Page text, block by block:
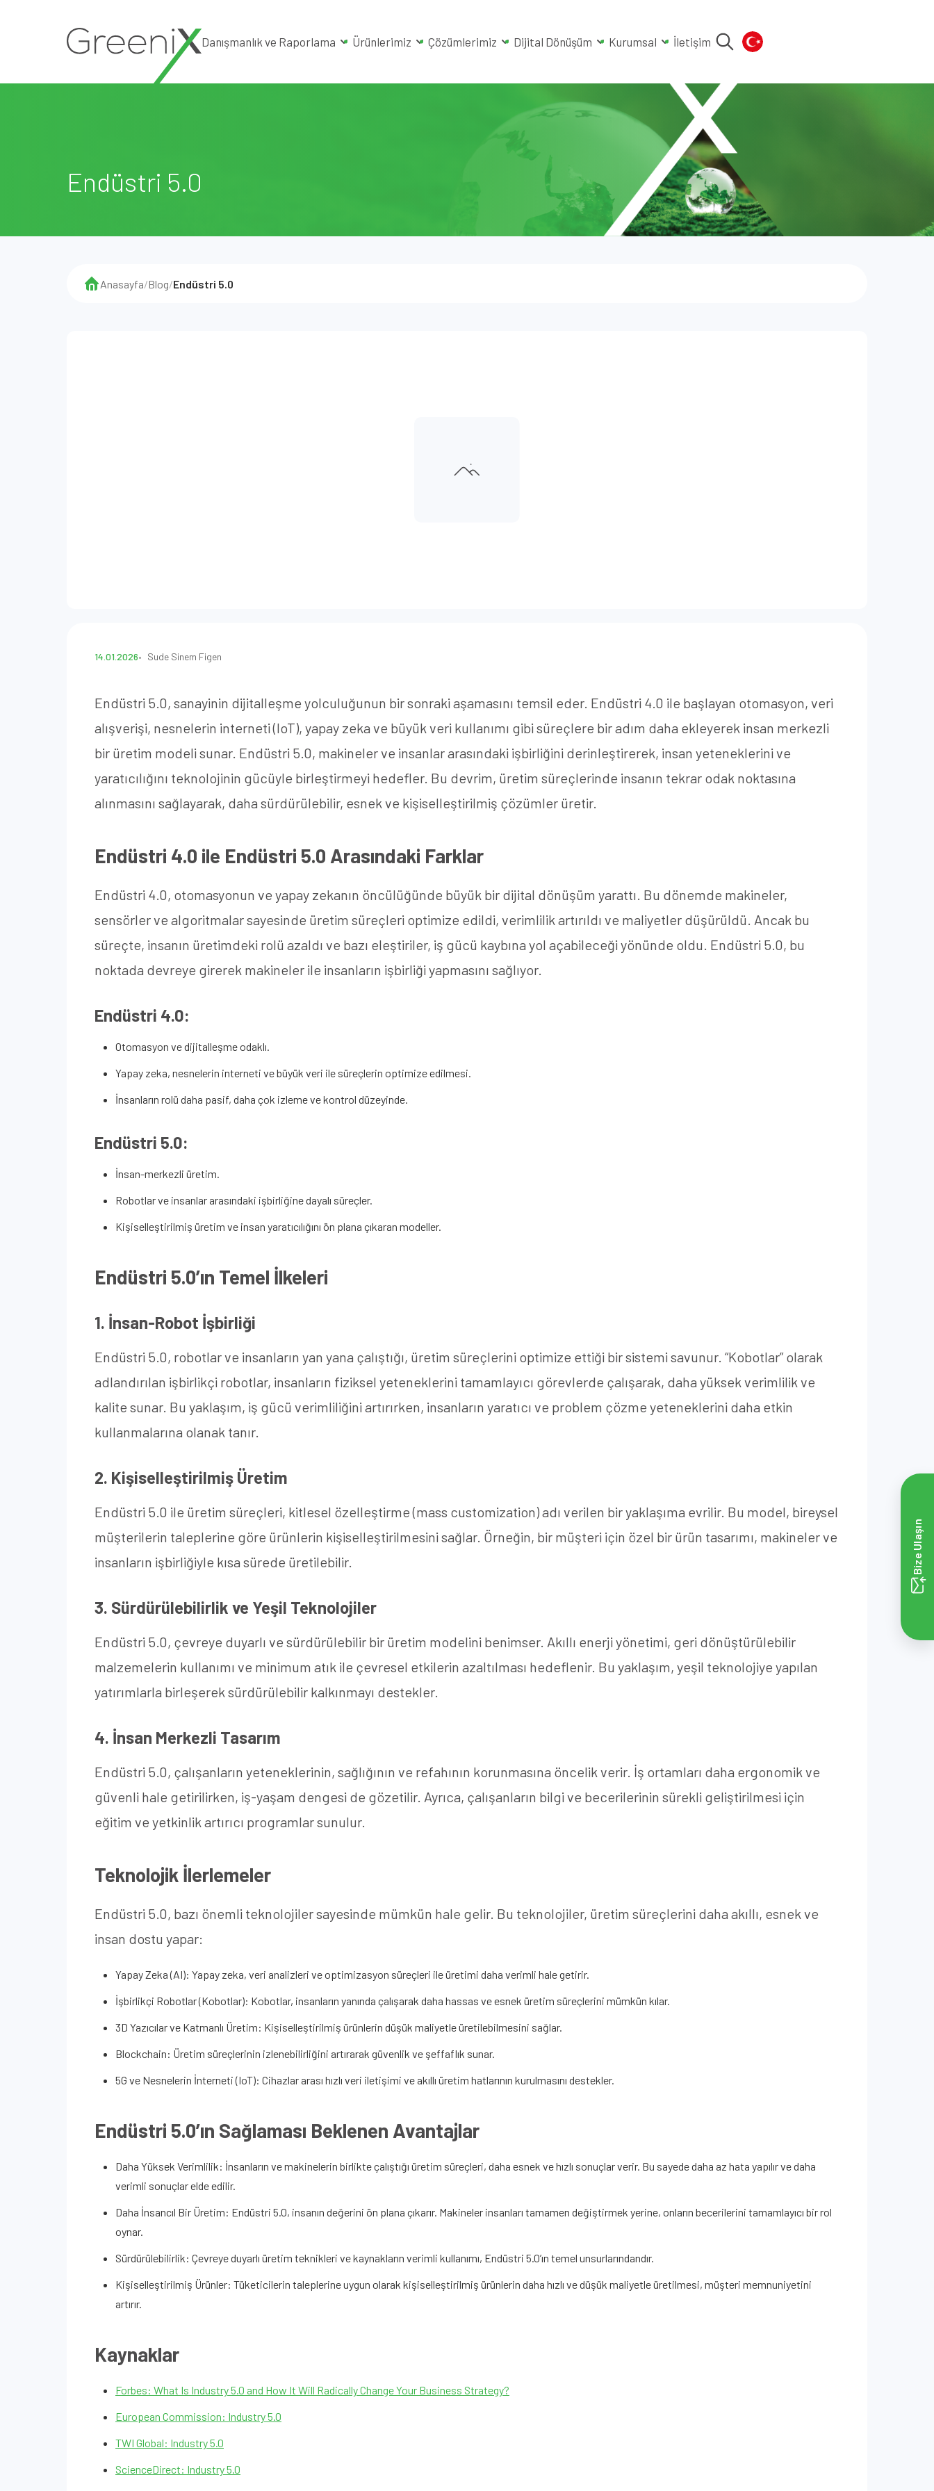
Bize Ulaşın
Danışmanlık ve Raporlama Ürünlerimiz Çözümlerimiz Dijital Dönüşüm Kurumsal İletişim
Endüstri 5.0
Anasayfa/Blog/Endüstri 5.0
14.01.2026 Sude Sinem Figen
Endüstri 5.0, sanayinin dijitalleşme yolculuğunun bir sonraki aşamasını temsil eder. Endüstri 4.0 ile başlayan otomasyon, veri
alışverişi, nesnelerin interneti (IoT), yapay zeka ve büyük veri kullanımı gibi süreçlere bir adım daha ekleyerek insan merkezli
bir üretim modeli sunar. Endüstri 5.0, makineler ve insanlar arasındaki işbirliğini derinleştirerek, insan yeteneklerini ve
yaratıcılığını teknolojinin gücüyle birleştirmeyi hedefler. Bu devrim, üretim süreçlerinde insanın tekrar odak noktasına
alınmasını sağlayarak, daha sürdürülebilir, esnek ve kişiselleştirilmiş çözümler üretir.
Endüstri 4.0 ile Endüstri 5.0 Arasındaki Farklar
Endüstri 4.0, otomasyonun ve yapay zekanın öncülüğünde büyük bir dijital dönüşüm yarattı. Bu dönemde makineler,
sensörler ve algoritmalar sayesinde üretim süreçleri optimize edildi, verimlilik artırıldı ve maliyetler düşürüldü. Ancak bu
süreçte, insanın üretimdeki rolü azaldı ve bazı eleştiriler, iş gücü kaybına yol açabileceği yönünde oldu. Endüstri 5.0, bu
noktada devreye girerek makineler ile insanların işbirliği yapmasını sağlıyor.
Endüstri 4.0:
Otomasyon ve dijitalleşme odaklı.
Yapay zeka, nesnelerin interneti ve büyük veri ile süreçlerin optimize edilmesi.
İnsanların rolü daha pasif, daha çok izleme ve kontrol düzeyinde.
Endüstri 5.0:
İnsan-merkezli üretim.
Robotlar ve insanlar arasındaki işbirliğine dayalı süreçler.
Kişiselleştirilmiş üretim ve insan yaratıcılığını ön plana çıkaran modeller.
Endüstri 5.0’ın Temel İlkeleri
1. İnsan-Robot İşbirliği
Endüstri 5.0, robotlar ve insanların yan yana çalıştığı, üretim süreçlerini optimize ettiği bir sistemi savunur. “Kobotlar” olarak
adlandırılan işbirlikçi robotlar, insanların fiziksel yeteneklerini tamamlayıcı görevlerde çalışarak, daha yüksek verimlilik ve
kalite sunar. Bu yaklaşım, iş gücü verimliliğini artırırken, insanların yaratıcı ve problem çözme yeteneklerini daha etkin
kullanmalarına olanak tanır.
2. Kişiselleştirilmiş Üretim
Endüstri 5.0 ile üretim süreçleri, kitlesel özelleştirme (mass customization) adı verilen bir yaklaşıma evrilir. Bu model, bireysel
müşterilerin taleplerine göre ürünlerin kişiselleştirilmesini sağlar. Örneğin, bir müşteri için özel bir ürün tasarımı, makineler ve
insanların işbirliğiyle kısa sürede üretilebilir.
3. Sürdürülebilirlik ve Yeşil Teknolojiler
Endüstri 5.0, çevreye duyarlı ve sürdürülebilir bir üretim modelini benimser. Akıllı enerji yönetimi, geri dönüştürülebilir
malzemelerin kullanımı ve minimum atık ile çevresel etkilerin azaltılması hedeflenir. Bu yaklaşım, yeşil teknolojiye yapılan
yatırımlarla birleşerek sürdürülebilir kalkınmayı destekler.
4. İnsan Merkezli Tasarım
Endüstri 5.0, çalışanların yeteneklerinin, sağlığının ve refahının korunmasına öncelik verir. İş ortamları daha ergonomik ve
güvenli hale getirilirken, iş-yaşam dengesi de gözetilir. Ayrıca, çalışanların bilgi ve becerilerinin sürekli geliştirilmesi için
eğitim ve yetkinlik artırıcı programlar sunulur.
Teknolojik İlerlemeler
Endüstri 5.0, bazı önemli teknolojiler sayesinde mümkün hale gelir. Bu teknolojiler, üretim süreçlerini daha akıllı, esnek ve
insan dostu yapar:
Yapay Zeka (AI): Yapay zeka, veri analizleri ve optimizasyon süreçleri ile üretimi daha verimli hale getirir.
İşbirlikçi Robotlar (Kobotlar): Kobotlar, insanların yanında çalışarak daha hassas ve esnek üretim süreçlerini mümkün kılar.
3D Yazıcılar ve Katmanlı Üretim: Kişiselleştirilmiş ürünlerin düşük maliyetle üretilebilmesini sağlar.
Blockchain: Üretim süreçlerinin izlenebilirliğini artırarak güvenlik ve şeffaflık sunar.
5G ve Nesnelerin İnterneti (IoT): Cihazlar arası hızlı veri iletişimi ve akıllı üretim hatlarının kurulmasını destekler.
Endüstri 5.0’ın Sağlaması Beklenen Avantajlar
Daha Yüksek Verimlilik: İnsanların ve makinelerin birlikte çalıştığı üretim süreçleri, daha esnek ve hızlı sonuçlar verir. Bu sayede daha az hata yapılır ve daha
verimli sonuçlar elde edilir.
Daha İnsancıl Bir Üretim: Endüstri 5.0, insanın değerini ön plana çıkarır. Makineler insanları tamamen değiştirmek yerine, onların becerilerini tamamlayıcı bir rol
oynar.
Sürdürülebilirlik: Çevreye duyarlı üretim teknikleri ve kaynakların verimli kullanımı, Endüstri 5.0’ın temel unsurlarındandır.
Kişiselleştirilmiş Ürünler: Tüketicilerin taleplerine uygun olarak kişiselleştirilmiş ürünlerin daha hızlı ve düşük maliyetle üretilmesi, müşteri memnuniyetini
artırır.
Kaynaklar
Forbes: What Is Industry 5.0 and How It Will Radically Change Your Business Strategy?
European Commission: Industry 5.0
TWI Global: Industry 5.0
ScienceDirect: Industry 5.0